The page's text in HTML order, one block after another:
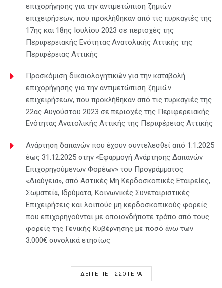
επιχορήγησης για την αντιμετώπιση ζημιών
επιχειρήσεων, που προκλήθηκαν από τις πυρκαγιές της
17ης και 18ης Ιουλίου 2023 σε περιοχές της
Περιφερειακής Ενότητας Ανατολικής Αττικής της
Περιφέρειας Αττικής
Προσκόμιση δικαιολογητικών για την καταβολή
επιχορήγησης για την αντιμετώπιση ζημιών
επιχειρήσεων, που προκλήθηκαν από τις πυρκαγιές της
22ας Αυγούστου 2023 σε περιοχές της Περιφερειακής
Ενότητας Ανατολικής Αττικής της Περιφέρειας Αττικής
Ανάρτηση δαπανών που έχουν συντελεσθεί από 1.1.2025
έως 31.12.2025 στην «Εφαρμογή Ανάρτησης Δαπανών
Επιχορηγούμενων Φορέων» του Προγράμματος
«Διαύγεια», από Αστικές Μη Κερδοσκοπικές Εταιρείες,
Σωματεία, Ιδρύματα, Κοινωνικές Συνεταιριστικές
Επιχειρήσεις και λοιπούς μη κερδοσκοπικούς φορείς
που επιχορηγούνται με οποιονδήποτε τρόπο από τους
φορείς της Γενικής Κυβέρνησης με ποσό άνω των
3.000€ συνολικά ετησίως
ΔΕΙΤΕ ΠΕΡΙΣΣΟΤΕΡΑ